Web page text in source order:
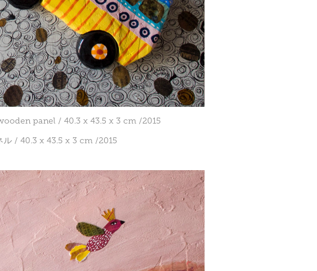
panel / 40.3 x 43.5 x 3 cm /2015
ル / 40.3 x 43.5 x 3 cm /2015